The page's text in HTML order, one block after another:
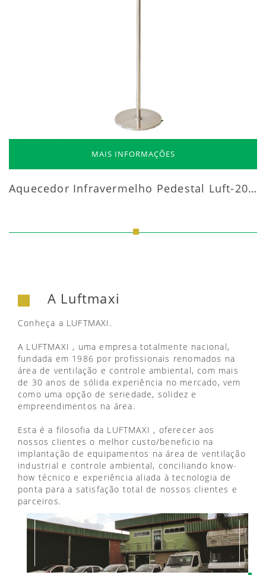
MAIS INFORMAÇÕES
Aquecedor Infravermelho Pedestal Luft-20000
A Luftmaxi
Conheça a LUFTMAXI.
A LUFTMAXI , uma empresa totalmente nacional,
fundada em 1986 por profissionais renomados na
área de ventilação e controle ambiental, com mais
de 30 anos de sólida experiência no mercado, vem
como uma opção de seriedade, solidez e
empreendimentos na área.
Esta é a filosofia da LUFTMAXI , oferecer aos
nossos clientes o melhor custo/beneficio na
implantação de equipamentos na área de ventilação
industrial e controle ambiental, conciliando know-
how técnico e experiência aliada à tecnologia de
ponta para a satisfação total de nossos clientes e
parceiros.